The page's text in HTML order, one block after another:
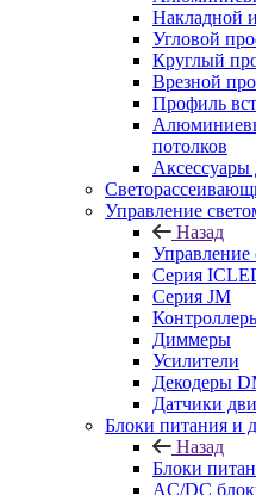
Накладной
Угловой
Круглый
Врезной
Профиль
потолков
Аксессуары
Управление
Назад
Управление
Серия
Серия JM
Диммеры
Усилители
Декодеры
Датчики
Блоки питания и
Назад
Блоки
AC/DC